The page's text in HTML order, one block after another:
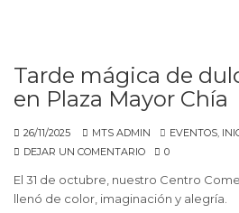
Tarde mágica de
en Plaza Mayor Chía
26/11/2025 MTS ADMIN EVENTOS,
DEJAR UN COMENTARIO
0
El 31 de octubre, nuestro Centro
llenó de color, imaginación y alegría.